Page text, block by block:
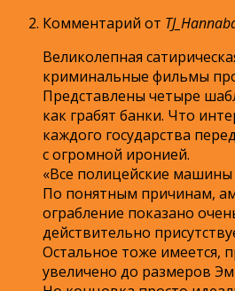
Комментарий от
Великолепная
криминальные фильмы
Представлены четыре
как грабят банки. Что
каждого государства
с огромной иронией.
«Все полицейские машины
По понятным причинам,
ограбление показано
действительно
Остальное тоже имеется,
увеличено до размеров